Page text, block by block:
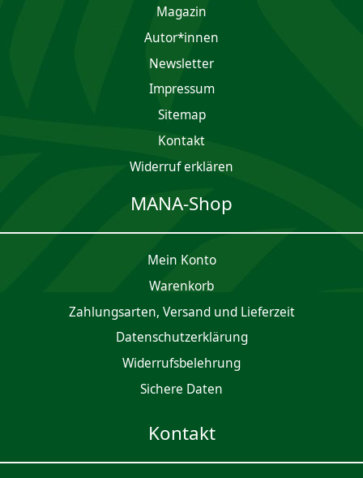
Magazin
Autor*innen
Newsletter
Impres­sum
Sitemap
Kontakt
Widerruf erklären
MANA-Shop
Mein Konto
Waren­korb
Zahlungsarten, Versand und Lieferzeit
Daten­schutz­er­klärung
Widerrufsbelehrung
Sichere Daten
Kontakt